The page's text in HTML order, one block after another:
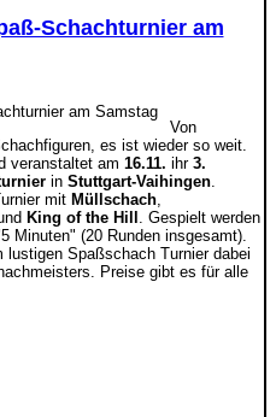
Schachturnier am
Von
es ist wieder so weit.
veranstaltet am 16.11. ihr3.
in Stuttgart-Vaihingen.
mit Müllschach,
King of the Hill . Gespielt werden
Minuten" (20 Runden insgesamt).
Spaßschach Turnier dabei
Preise gibt es für alle